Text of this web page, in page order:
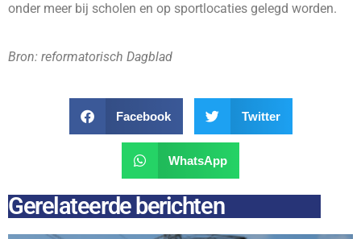
onder meer bij scholen en op sportlocaties gelegd worden.
Bron: reformatorisch Dagblad
Facebook Twitter
WhatsApp
Gerelateerde berichten